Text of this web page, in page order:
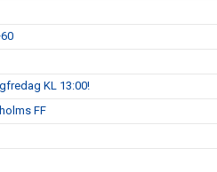
KL 13:00!
FF